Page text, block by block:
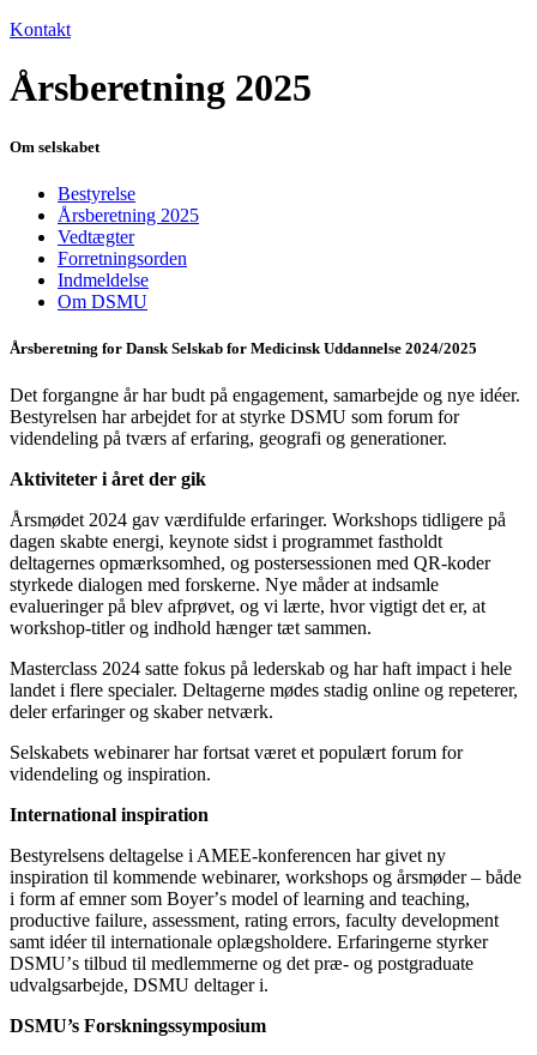
Kontakt
Årsberetning 2025
Om selskabet
Bestyrelse
Årsberetning 2025
Vedtægter
Forretningsorden
Indmeldelse
Om DSMU
Årsberetning for Dansk Selskab for Medicinsk Uddannelse 2024/2025
Det forgangne år har budt på engagement, samarbejde og nye idéer.
Bestyrelsen har arbejdet for at styrke DSMU som forum for
videndeling på tværs af erfaring, geografi og generationer.
Aktiviteter i året der gik
Årsmødet 2024 gav værdifulde erfaringer. Workshops tidligere på
dagen skabte energi, keynote sidst i programmet fastholdt
deltagernes opmærksomhed, og postersessionen med QR-koder
styrkede dialogen med forskerne. Nye måder at indsamle
evalueringer på blev afprøvet, og vi lærte, hvor vigtigt det er, at
workshop-titler og indhold hænger tæt sammen.
Masterclass 2024 satte fokus på lederskab og har haft impact i hele
landet i flere specialer. Deltagerne mødes stadig online og repeterer,
deler erfaringer og skaber netværk.
Selskabets webinarer har fortsat været et populært forum for
videndeling og inspiration.
International inspiration
Bestyrelsens deltagelse i AMEE-konferencen har givet ny
inspiration til kommende webinarer, workshops og årsmøder– både
i form af emner som Boyer’s model of learning and teaching,
productive failure, assessment, rating errors, faculty development
samt idéer til internationale oplægsholdere. Erfaringerne styrker
DSMU’s tilbud til medlemmerne og det præ- og postgraduate
udvalgsarbejde, DSMU deltager i.
DSMU’s Forskningssymposium